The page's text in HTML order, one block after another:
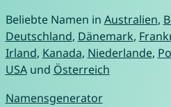
Beliebte Namen in Australien,
Deutschland, Dänemark,
Irland, Kanada, Niederlande,
USAund Österreich
Namensgenerator